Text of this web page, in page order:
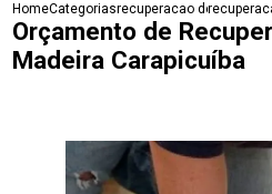
HomeCategoriasrecuperacao de pisos
Orçamento de
Madeira Carapicuíba